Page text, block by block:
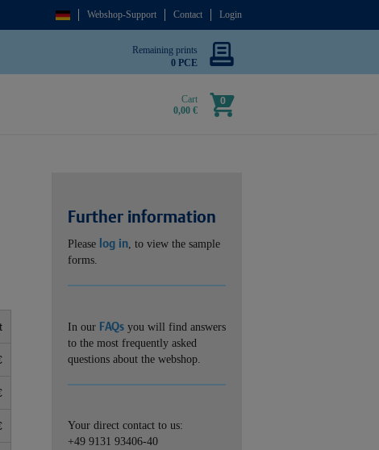
Webshop-Support Contact Login
Remaining prints
0 PCE
Cart
0,00 €
0
Further information
Please log in, to view the sample
forms.
In our FAQs you will find answers
to the most frequently asked
questions about the webshop.
Your direct contact to us:
+49 9131 93406-40